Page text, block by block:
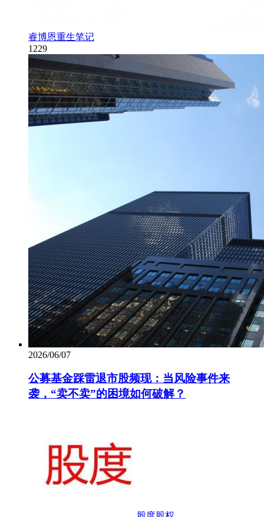
睿博恩重生笔记
1229
2026/06/07
公募基金踩雷退市股频现：当风险事件来
袭，“卖不卖”的困境如何破解？